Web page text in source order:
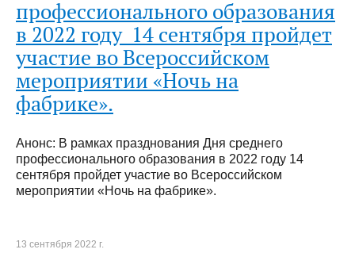
профессионального образования
в 2022 году 14 сентября пройдет
участие во Всероссийском
мероприятии «Ночь на
фабрике».
Анонс: В рамках празднования Дня среднего
профессионального образования в 2022 году 14
сентября пройдет участие во Всероссийском
мероприятии «Ночь на фабрике».
13 сентября 2022 г.